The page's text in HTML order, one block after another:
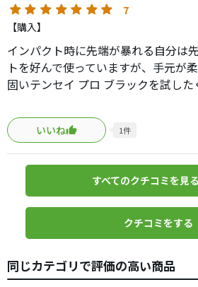
7
【購入】
インパクト時に先端が暴れる自分は
トを好んで使っていますが、手元が
固いテンセイ プロ ブラックを試し
50Sと50Rをレンタルし、ぶっつけ
た。
50SはSIM-MAXDの9°に50RはQi35
に挿してティーショットに使いまし
朝一はQi35を使ったら捕まらず、右
次はSIMMaxDで打ちましたが、切り
ード系のライナーで飛んでいきまし
にも関わらず中弾道のフェード系の
いいね
1件
すべてのクチコミを見
クチコミをする
同じカテゴリで評価の高い商品